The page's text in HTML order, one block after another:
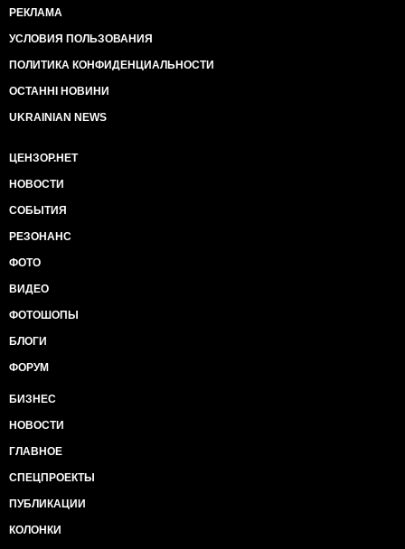
РЕКЛАМА
УСЛОВИЯ ПОЛЬЗОВАНИЯ
ПОЛИТИКА КОНФИДЕНЦИАЛЬНОСТИ
ОСТАННІ НОВИНИ
UKRAINIAN NEWS
ЦЕНЗОР.НЕТ
НОВОСТИ
СОБЫТИЯ
РЕЗОНАНС
ФОТО
ВИДЕО
ФОТОШОПЫ
БЛОГИ
ФОРУМ
БИЗНЕС
НОВОСТИ
ГЛАВНОЕ
СПЕЦПРОЕКТЫ
ПУБЛИКАЦИИ
КОЛОНКИ